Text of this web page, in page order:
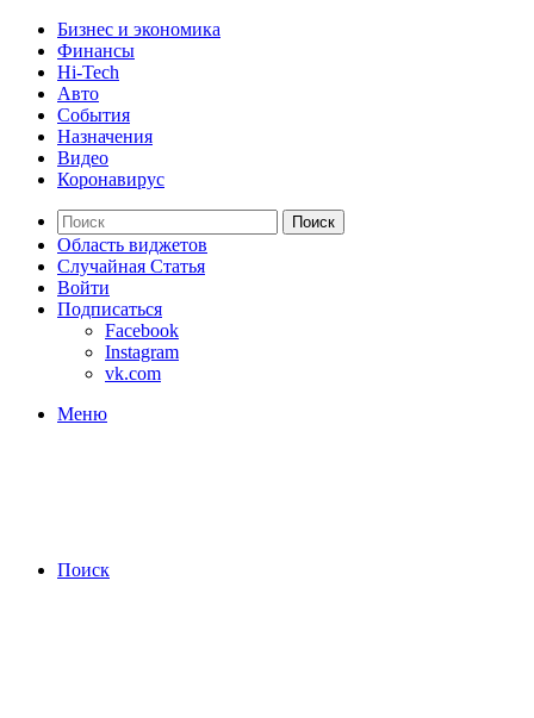
Бизнес и экономика
Финансы
Hi-Tech
Авто
События
Назначения
Видео
Коронавирус
Поиск
Область виджетов
Случайная Статья
Войти
Подписаться
Facebook
Instagram
vk.com
Меню
Поиск